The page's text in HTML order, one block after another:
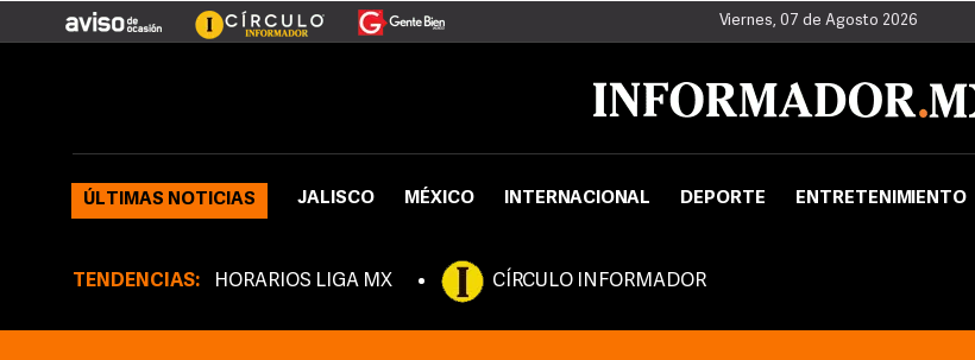
Viernes, 07 de Agosto 2026
ÚLTIMAS NOTICIAS JALISCO MÉXICO INTERNACIONAL DEPORTE ENTRETENIMIENTO
TENDENCIAS: HORARIOS LIGA MX CÍRCULO INFORMADOR